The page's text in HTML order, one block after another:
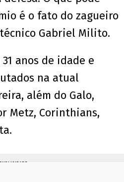
é o fato do zagueiro
Gabriel Milito.
anos de idade e
na atual
além do Galo,
Metz, Corinthians,